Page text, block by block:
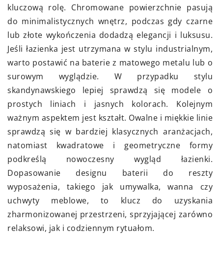
kluczową rolę. Chromowane powierzchnie pasują
do minimalistycznych wnętrz, podczas gdy czarne
lub złote wykończenia dodadzą elegancji i luksusu.
Jeśli łazienka jest utrzymana w stylu industrialnym,
warto postawić na baterie z matowego metalu lub o
surowym wyglądzie. W przypadku stylu
skandynawskiego lepiej sprawdzą się modele o
prostych liniach i jasnych kolorach. Kolejnym
ważnym aspektem jest kształt. Owalne i miękkie linie
sprawdzą się w bardziej klasycznych aranżacjach,
natomiast kwadratowe i geometryczne formy
podkreślą nowoczesny wygląd łazienki.
Dopasowanie designu baterii do reszty
wyposażenia, takiego jak umywalka, wanna czy
uchwyty meblowe, to klucz do uzyskania
zharmonizowanej przestrzeni, sprzyjającej zarówno
relaksowi, jak i codziennym rytuałom.